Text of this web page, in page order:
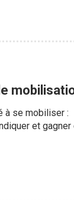
à se mobiliser
et